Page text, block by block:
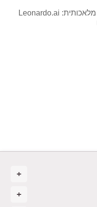
מציירים בכיף עם בינה מלאכותית: Leonardo.ai